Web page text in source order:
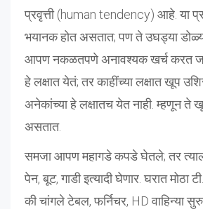
प्रवृत्ती (human tendency) आहे. या
भयानक होत असतात; पण ते उघड्या
आपण नकळतपणे अनावश्यक खर्च करत
हे लक्षात येतं; तर काहींच्या लक्षात खूप
अनेकांच्या हे लक्षातच येत नाही. म्हणून ते
असतात.
समजा आपण महागडे कपडे घेतले; तर
पेन, बूट, गाडी इत्यादी घेणार. घरात मोठा
की चांगले टेबल, फर्निचर, HD वाहिन्या